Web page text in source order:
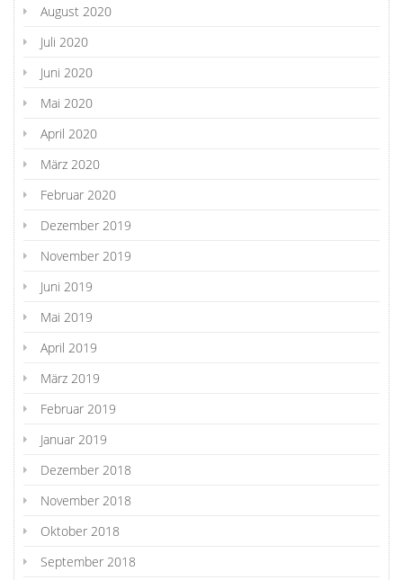
August 2020
Juli 2020
Juni 2020
Mai 2020
April 2020
März 2020
Februar 2020
Dezember 2019
November 2019
Juni 2019
Mai 2019
April 2019
März 2019
Februar 2019
Januar 2019
Dezember 2018
November 2018
Oktober 2018
September 2018